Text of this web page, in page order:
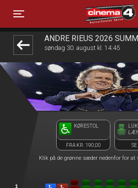
Toggle navigation
Cinema4
søndag 30. august kl. 14:45
KØRESTOL
FRA KR. 190,00
Klik på de grønne sæder nedenfor for at
1step-front02 034454